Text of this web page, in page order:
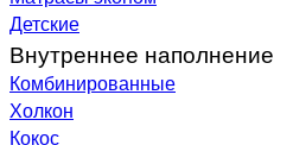
Детские
Внутреннее наполнение
Комбинированные
Холкон
Кокос